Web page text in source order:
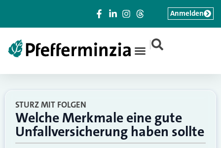
|
Anmelden
STURZ MIT FOLGEN
Welche Merkmale eine gute
Unfallversicherung haben sollte